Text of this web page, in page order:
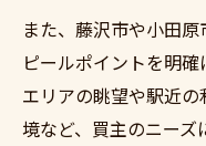
また、藤沢市や小田
ピールポイントを明
エリアの眺望や駅近
境など、買主のニー